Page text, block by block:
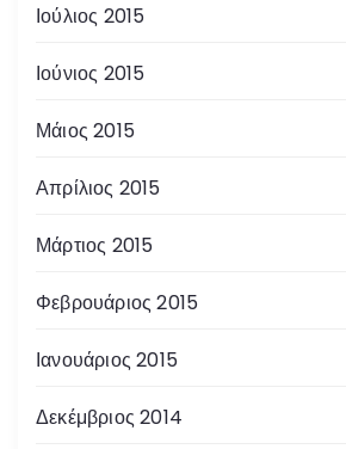
Ιούλιος 2015
Ιούνιος 2015
Μάιος 2015
Απρίλιος 2015
Μάρτιος 2015
Φεβρουάριος 2015
Ιανουάριος 2015
Δεκέμβριος 2014